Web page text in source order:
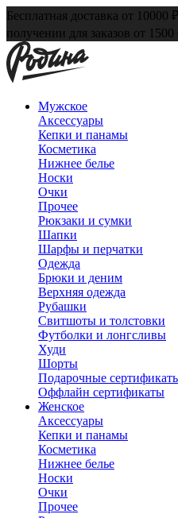
Бесплатная доставка от 10000
получении для заказов от 1500
Мужское
Аксессуары
Кепки и панамы
Косметика
Нижнее белье
Носки
Очки
Прочее
Рюкзаки и сумки
Шапки
Шарфы и перчатки
Одежда
Брюки и деним
Верхняя одежда
Рубашки
Свитшоты и толстовки
Футболки и лонгсливы
Худи
Шорты
Подарочные
Оффлайн сертификаты
Женское
Аксессуары
Кепки и панамы
Косметика
Нижнее белье
Носки
Очки
Прочее